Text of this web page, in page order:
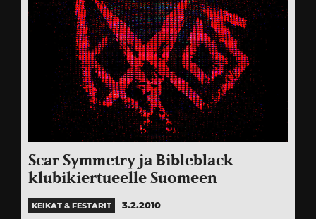
Scar Symmetry ja Bibleblack
klubikiertueelle Suomeen
KEIKAT & FESTARIT 3.2.2010